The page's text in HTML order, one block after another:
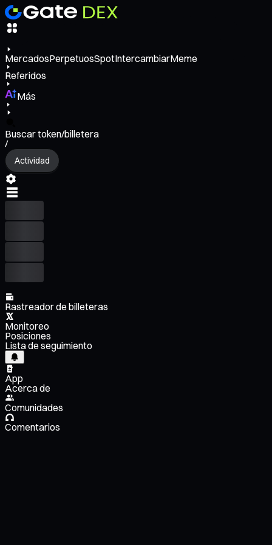
MercadosPerpetuosSpotIntercambiarMeme
Referidos
Más
Buscar token/billetera
/
Actividad
Rastreador de billeteras
Monitoreo
Posiciones
Lista de seguimiento
App
Acerca de
Comunidades
Comentarios